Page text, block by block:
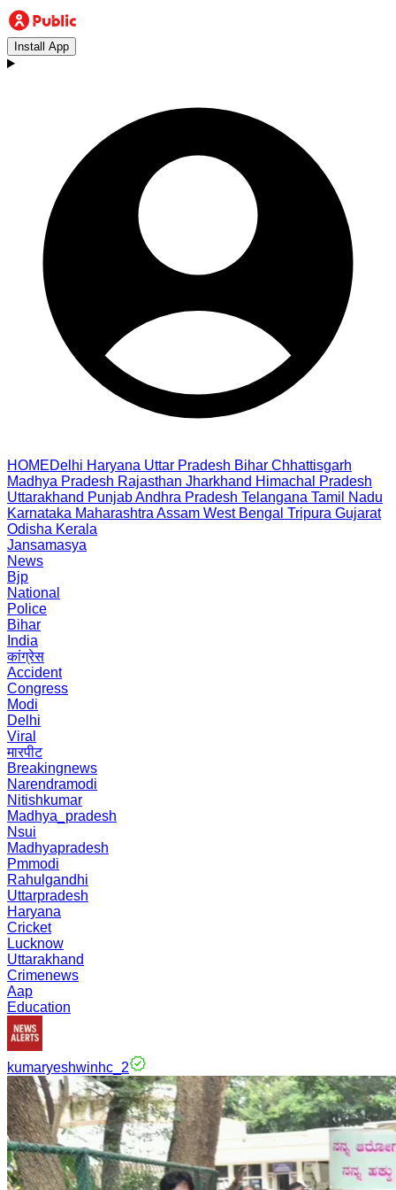
Install App
HOMEDelhi Haryana Uttar Pradesh Bihar Chhattisgarh
Madhya Pradesh Rajasthan Jharkhand Himachal Pradesh
Uttarakhand PunjabAndhra Pradesh Telangana Tamil Nadu
Karnataka Maharashtra Assam West Bengal Tripura Gujarat
Odisha Kerala
Jansamasya
News
Bjp
National
Police
Bihar
India
कांग्रेस
Accident
Congress
Modi
Delhi
Viral
मारपीट
Breakingnews
Narendramodi
Nitishkumar
Madhya_pradesh
Nsui
Madhyapradesh
Pmmodi
Rahulgandhi
Uttarpradesh
Haryana
Cricket
Lucknow
Uttarakhand
Crimenews
Aap
Education
kumaryeshwinhc_2